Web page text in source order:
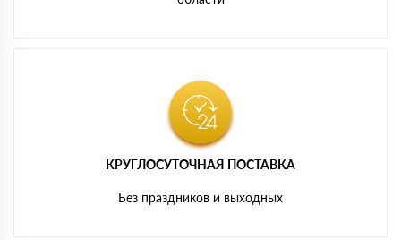
КРУГЛОСУТОЧНАЯ ПОСТАВКА
Без праздников и выходных